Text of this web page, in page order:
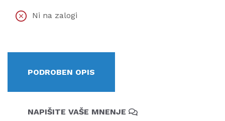
Ni na zalogi
PODROBEN OPIS
NAPIŠITE VAŠE MNENJE